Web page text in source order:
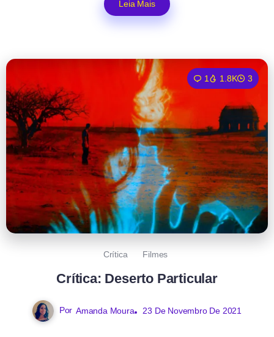
Leia Mais
1 1.8K 3
Crítica Filmes
Crítica: Deserto Particular
Por Amanda Moura 23 De Novembro De 2021